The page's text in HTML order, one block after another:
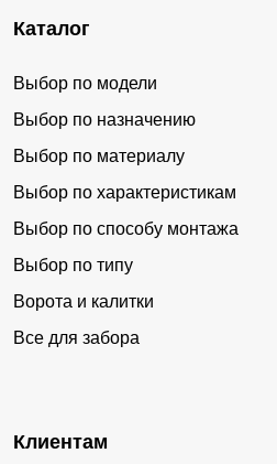
Каталог
Выбор по модели
Выбор по назначению
Выбор по материалу
Выбор по характеристикам
Выбор по способу монтажа
Выбор по типу
Ворота и калитки
Все для забора
Клиентам